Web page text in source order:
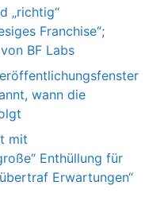
„richtig“
Franchise“;
BF Labs
wann die
mit
Enthüllung für
Erwartungen“